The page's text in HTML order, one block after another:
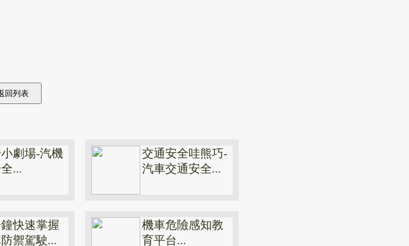
回列表
劇場-汽機
...
交通安全哇熊巧-
汽車交通安全...
快速掌握
禦駕駛...
機車危險感知教
育平台...